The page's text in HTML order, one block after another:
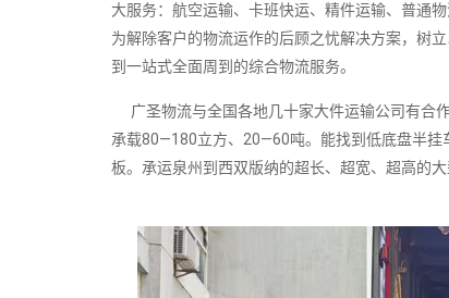
大服务：航空运输、卡班快运、精件运输、普通
为解除客户的物流运作的后顾之忧解决方案，树
到一站式全面周到的综合物流服务。
广圣物流与全国各地几十家大件运输公司有合
承载80—180立方、20—60吨。能找到低底盘半挂
板。承运泉州到西双版纳的超长、超宽、超高的